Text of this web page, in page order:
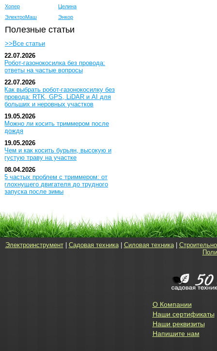
Хопер
Целина
ЭлектроМаш
Энкор
Полезные статьи
>>Все статьи
22.07.2026
Робот-газонокосилка без провода:
ответы на частые вопросы
22.07.2026
Как выбрать робот-газонокосилку без
провода: RTK, GPS, LiDAR и AI для
больших и неровных участков
19.05.2026
Можно ли косить триммером после
дождя
19.05.2026
Чем и как косить бурьян, высокую и
густую траву на участке
08.04.2026
5 частых проблем с триммером: от
глохнущего двигателя до трудного
запуска после зимы
Электроинструмент| Садовая техника| Силовая техника|
О Компании
Наши сертификаты
Наши реквизиты
Напишите нам